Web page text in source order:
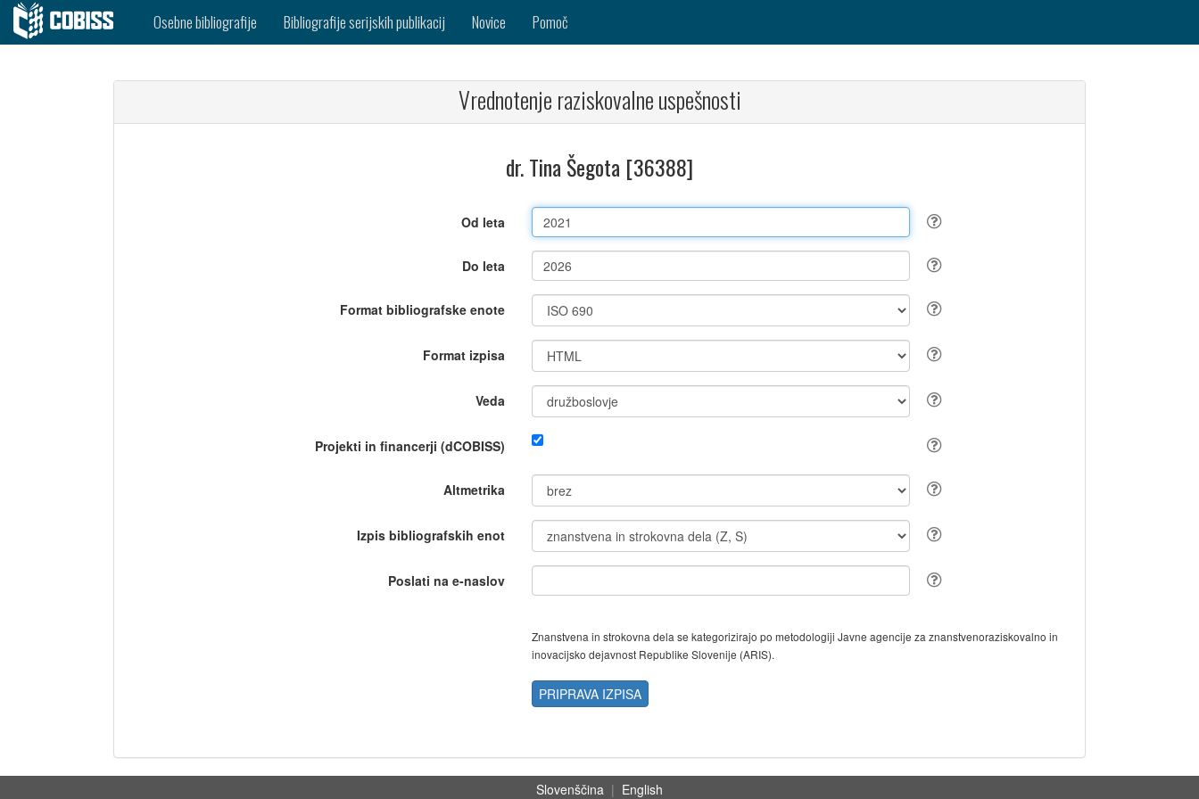
Osebne bibliografije Bibliografije serijskih publikacij Novice Pomoč
Vrednotenje raziskovalne uspešnosti
dr. Tina Šegota [36388]
Od leta
Do leta
Format bibliografske enote
Format izpisa
Veda
Projekti in financerji (dCOBISS)
Altmetrika
Izpis bibliografskih enot
Poslati na e-naslov
Znanstvena in strokovna dela se kategorizirajo po metodologiji Javne agencije za znanstvenoraziskovalno in
inovacijsko dejavnost Republike Slovenije (ARIS).
PRIPRAVA IZPISA
Slovenščina | English